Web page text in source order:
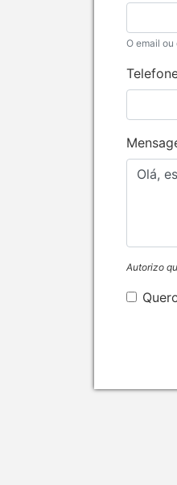
O email
Autorizo